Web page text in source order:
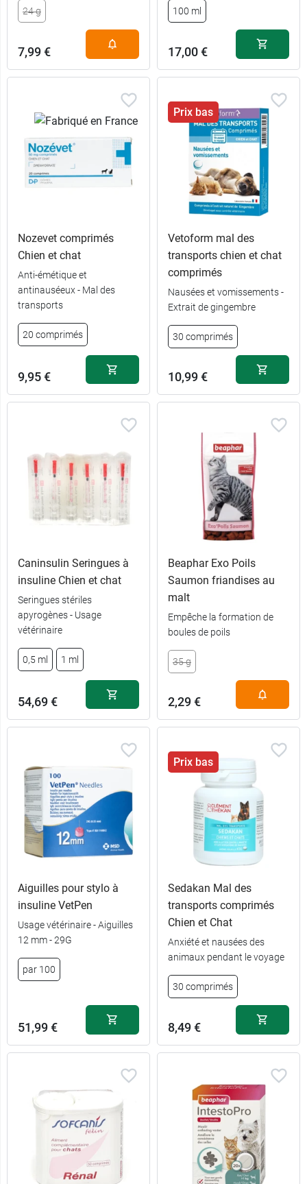
60 ml
24 g
7,99 €
100 ml
17,00 €
Nozevet comprimés
Chien et chat
Anti-émétique et
antinauséeux - Mal des
transports
20 comprimés
9,95 €
Prix bas
Vetoform mal des
transports chien et chat
comprimés
Nausées et vomissements -
Extrait de gingembre
30 comprimés
10,99 €
Caninsulin Seringues à
insuline Chien et chat
Seringues stériles
apyrogènes - Usage
vétérinaire
0,5 ml 1 ml
54,69 €
Beaphar Exo Poils
Saumon friandises au
malt
Empêche la formation de
boules de poils
35 g
2,29 €
Aiguilles pour stylo à
insuline VetPen
Usage vétérinaire - Aiguilles
12 mm - 29G
par 100
51,99 €
Prix bas
Sedakan Mal des
transports comprimés
Chien et Chat
Anxiété et nausées des
animaux pendant le voyage
30 comprimés
8,49 €